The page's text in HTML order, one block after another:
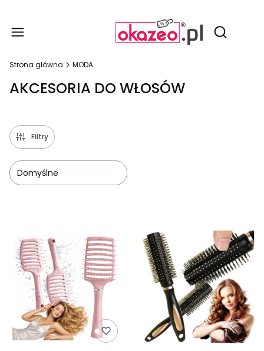
Otwórz
Strona główna MODA
AKCESORIA DO WŁOSÓW
Filtry
Domyślne